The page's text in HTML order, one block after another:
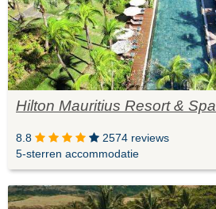
Hilton Mauritius Resort & Spa
8.8
2574 reviews
5-sterren accommodatie